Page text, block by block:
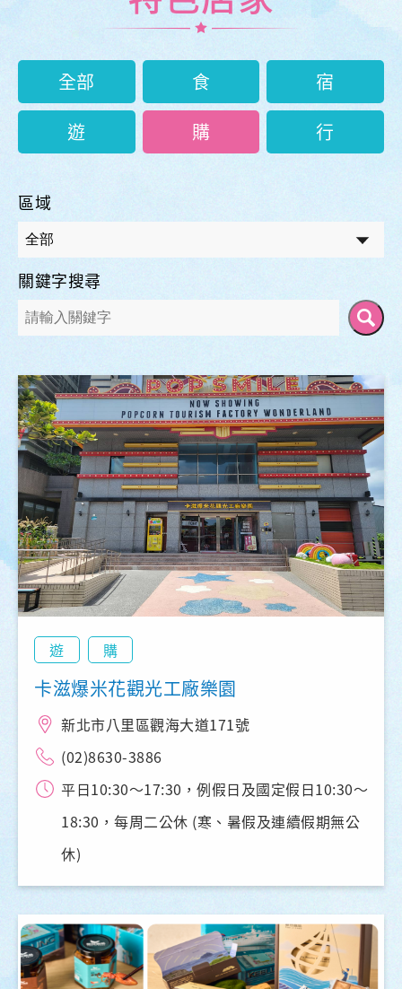
全部 食
宿
遊
購 行
區域
關鍵字搜尋
遊 購
卡滋爆米花觀光工廠樂園
新北市八里區觀海大道171號
(02)8630-3886
平日10:30～17:30，例假日及國定假日10:30～
18:30，每周二公休 (寒、暑假及連續假期無公
休)